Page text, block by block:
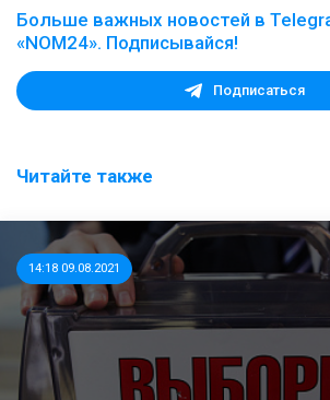
Больше важных новостей в
«NOM24». Подписывайся!
Подписаться
Читайте также
14:18 09.08.2021